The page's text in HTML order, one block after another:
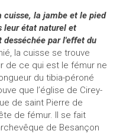
cuisse, la jambe et le pied
leur état naturel et
desséchée par l'effet du
la cuisse se trouve
de ce qui est le fémur ne
du tibia-péroné
que l’église de Cirey-
de saint Pierre de
de fémur. Il se fait
de Besançon